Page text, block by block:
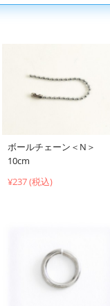
ボールチェーン＜N＞
10cm
¥237 (税込)